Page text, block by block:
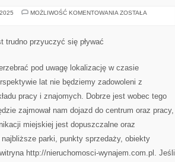
MOŻLIWOŚĆ KOMENTOWANIA PŁYWAĆ
TRUDNO
NAUCZYĆ
PŁYWAĆ
ZOSTAŁA
trudno przyuczyć się pływać
pod uwagę lokalizację w czasie
lat nie będziemy zadowoleni z
pracy i znajomych. Dobrze jest wobec tego
zajmował nam dojazd do centrum oraz pracy,
miejskiej jest dopuszczalne oraz
parki, punkty sprzedaży, obiekty
http://nieruchomosci-wynajem.com.pl. Jeśli